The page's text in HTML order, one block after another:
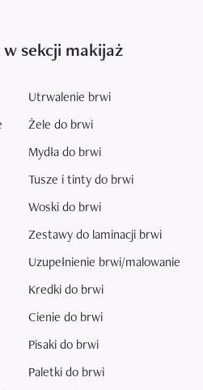
sekcji makijaż
Utrwalenie brwi
Żele do brwi
Mydła do brwi
Tusze i tinty do brwi
Woski do brwi
Zestawy do laminacji brwi
Uzupełnienie brwi/malowanie
Kredki do brwi
Cienie do brwi
Pisaki do brwi
Paletki do brwi